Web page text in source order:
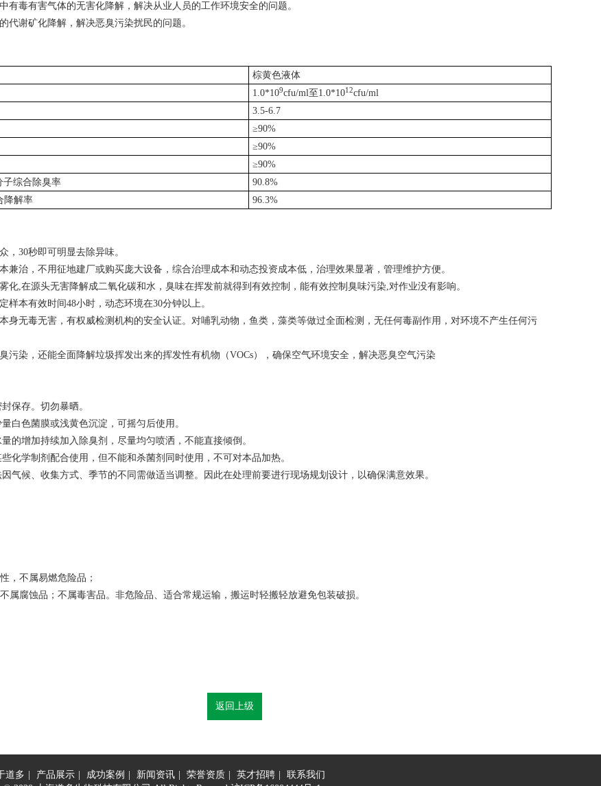
有毒有害气体的无害化降解，解决从业人员的工作环境安全的问题。
代谢矿化降解，解决恶臭污染扰民的问题。
棕黄色液体
1.0*109cfu/ml至 1.0*1012cfu/ml
3.5-6.7
≥90%
≥90%
≥90%
子综合除臭率
90.8%
降解率 96.3%
， 30秒即可明显去除异味。
兼治，不用征地建厂或购买庞大设备，综合治理成本和动态投资成本低，治理效果显著，管理维护方便。
化,在源头无害降解成二氧化碳和水，臭味在挥发前就得到有效控制，能有效控制臭味污染,对作业没有影响。
样本有效时间48小时，动态环境在30分钟以上。
身无毒无害，有权威检测机构的安全认证。对哺乳动物，鱼类，藻类等做过全面检测，无任何毒副作用，对环境不产生任何污
污染，还能全面降解垃圾挥发出来的挥发性有机物（VOCs），确保空气环境安全，解决恶臭空气污染
保存。切勿暴晒。
量白色菌膜或浅黄色沉淀，可摇匀后使用。
量的增加持续加入除臭剂，尽量均匀喷洒，不能直接倾倒。
些化学制剂配合使用，但不能和杀菌剂同时使用，不可对本品加热。
因气候、收集方式、季节的不同需做适当调整。因此在处理前要进行现场规划设计，以确保满意效果。
，不属易燃危险品；
属腐蚀品；不属毒害品。非危险品、适合常规运输，搬运时轻搬轻放避免包装破损。
返回上级
道多 产品展示 成功案例 新闻资讯 荣誉资质 英才招聘
联系我们